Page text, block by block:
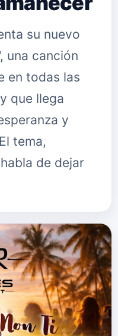
su nuevo
una canción
en todas las
que llega
y
tema,
de dejar